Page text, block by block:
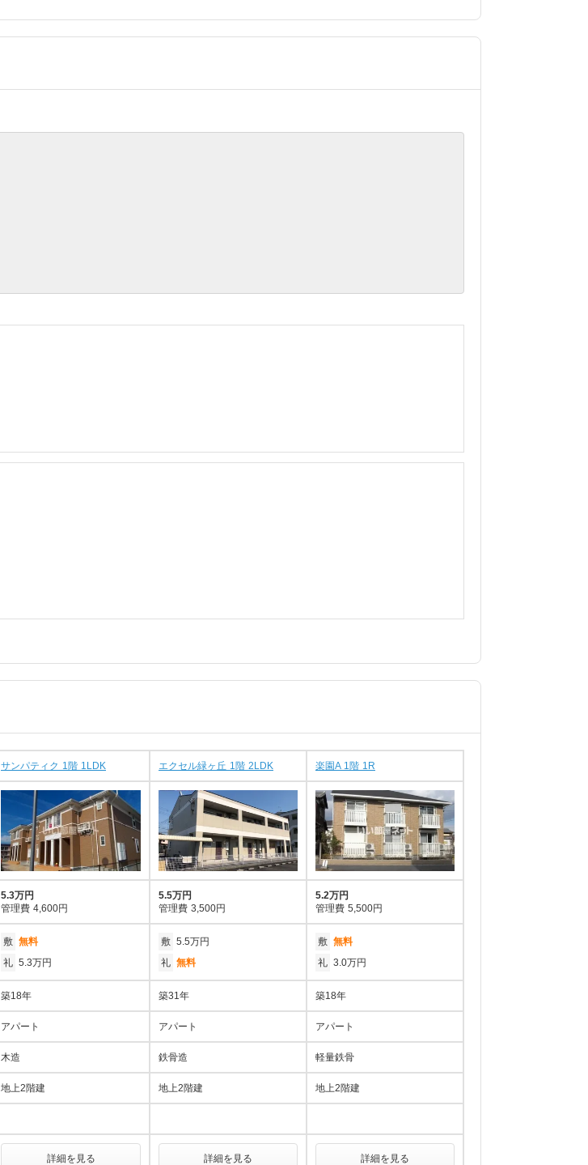
サンパティク 1階 1LDK エクセル緑ヶ丘 1階 2LDK 楽園A 1階 1R
5.3万円
管理費 4,600円
5.5万円
管理費 3,500円
5.2万円
管理費 5,500円
敷 無料
礼 5.3万円
敷 5.5万円
礼 無料
敷 無料
礼 3.0万円
築18年 築31年 築18年
アパート アパート アパート
木造 鉄骨造 軽量鉄骨
地上2階建 地上2階建 地上2階建
詳細を見る 詳細を見る 詳細を見る